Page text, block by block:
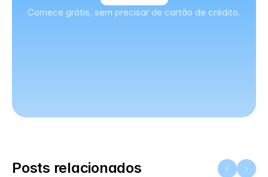
Comece grátis, sem precisar de cartão de crédito.
Posts relacionados